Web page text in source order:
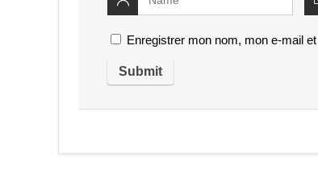
Enregistrer mon nom, mon e-mail